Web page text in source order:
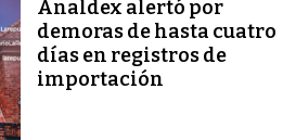
Analdex alertó por
demoras de hasta cuatro
días en registros de
importación